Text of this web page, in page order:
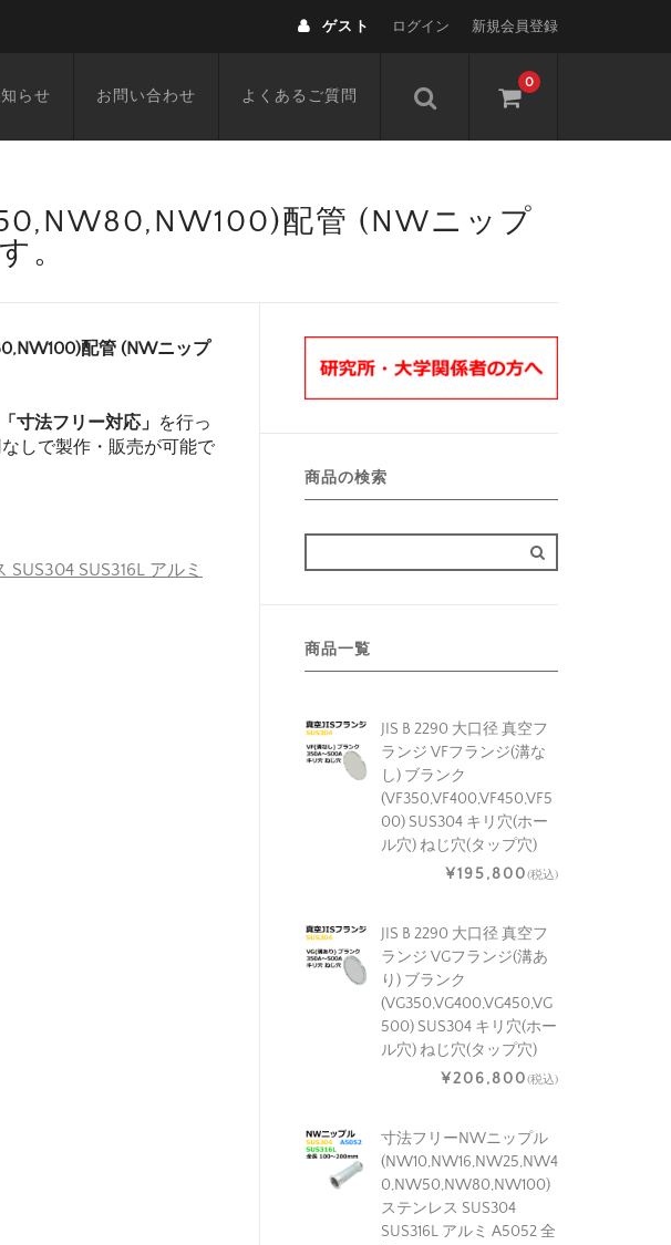
ゲスト ログイン 新規会員登録
0
らせ お問い合わせ よくあるご質問
配管 (NWニップ
。
配管 (NWニップ
寸法フリー対応」 を行っ
しで製作・販売が可能で
SUS316L アルミ
商品の検索
商品一覧
JIS B 2290 大口径 真空フ
ランジ VFフランジ(溝な
し) ブランク
(VF350,VF400,VF450,VF5
00) SUS304 キリ穴(ホー
ル穴) ねじ穴(タップ穴)
¥195,800(税込)
JIS B 2290 大口径 真空フ
ランジ VGフランジ(溝あ
り) ブランク
(VG350,VG400,VG450,VG
500) SUS304 キリ穴(ホー
ル穴) ねじ穴(タップ穴)
¥206,800(税込)
寸法フリーNWニップル
(NW10,NW16,NW25,NW4
0,NW50,NW80,NW100)
ステンレス SUS304
SUS316L アルミ A5052 全